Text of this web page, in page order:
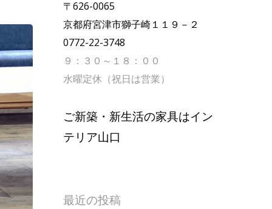
〒626-0065
京都府宮津市獅子崎１１９－２
0772-22-3748
９：３０～１８：００
水曜定休（祝日は営業）
ご新築・新生活の家具はイン
テリア山口
最近の投稿